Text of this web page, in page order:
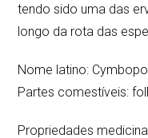
tendo sido uma das
longo da rota das
Nome latino:
Partes comestíveis:
Propriedades